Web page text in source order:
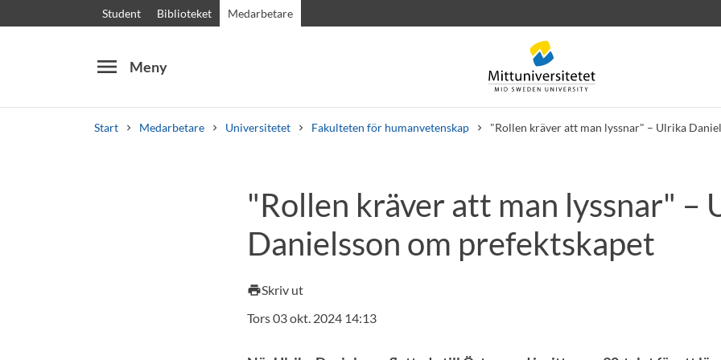
Student Biblioteket Medarbetare
menu Meny
Start Medarbetare Universitetet Fakulteten för humanvetenskap "Rollen kräver att man lyssnar" – Ulrika
KursplanerVälkomstbrev Personal Lediga jobb
"Rollen kräver att man lyssnar" –
Danielsson om prefektskapet
printSkriv ut
Tors 03 okt. 2024 14:13